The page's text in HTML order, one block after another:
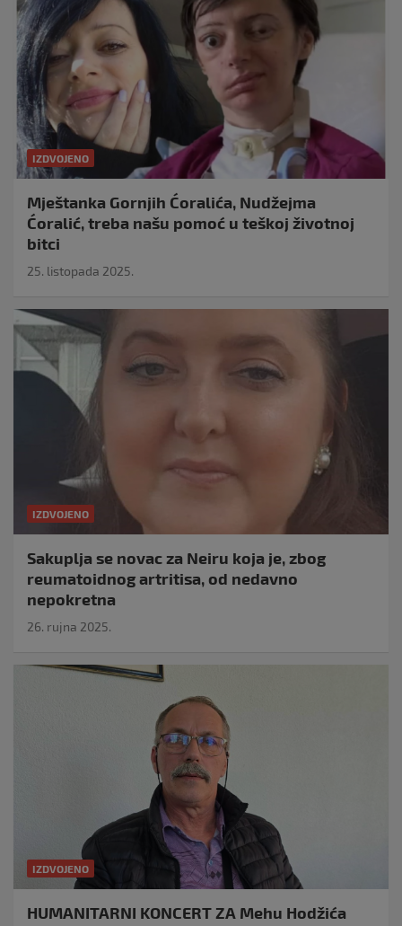
IZDVOJENO
Mještanka Gornjih Ćoralića, Nudžejma
Ćoralić, treba našu pomoć u teškoj životnoj
bitci
25. listopada 2025.
IZDVOJENO
Sakuplja se novac za Neiru koja je, zbog
reumatoidnog artritisa, od nedavno
nepokretna
26. rujna 2025.
IZDVOJENO
HUMANITARNI KONCERT ZA Mehu Hodžića